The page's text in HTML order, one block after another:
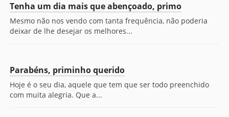
Tenha um dia mais que abençoado, primo
Mesmo não nos vendo com tanta frequência, não poderia
deixar de lhe desejar os melhores...
Parabéns, priminho querido
Hoje é o seu dia, aquele que tem que ser todo preenchido
com muita alegria. Que a...